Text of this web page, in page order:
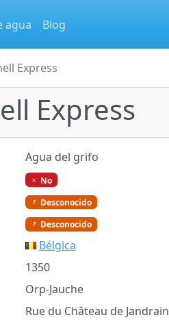
agua Blog
Express
Express
Agua del grifo
No
Desconocido
Desconocido
Bélgica
1350
Orp-Jauche
Rue du Château de Jandrain